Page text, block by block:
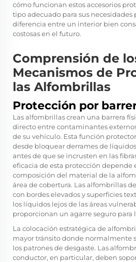
cómo funcionan estos accesorios
tipo adecuado para sus necesidades
diferencia entre un interior bien
costosas en el futuro.
Comprensión de
Mecanismos de
las Alfombrillas
Protección por
Las alfombrillas crean una barrera
directo entre contaminantes
de su vehículo. Esta función
desde bloquear derrames de
antes de que se incrusten en las
eficacia de esta protección depende
composición del material de la
área de cobertura. Las alfombrillas
con bordes elevados y superficies
los líquidos lejos de las áreas
proporcionan un agarre seguro para
La colocación estratégica de
mayor tránsito donde normalmente
los patrones de desgaste. Las
conductor, en particular, deben